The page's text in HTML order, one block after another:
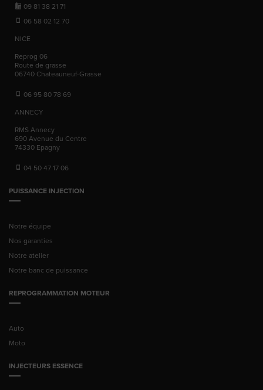
09 81 38 21 71
06 58 02 12 70
NICE
Reprog 06
Route de grasse
06740 Chateauneuf-Grasse
06 95 80 78 69
ANNECY
RMS Annecy
690 Avenue du Centre
74330 Epagny
04 50 47 17 06
PUISSANCE INJECTION
Notre équipe
Nos garanties
Notre atelier
Notre banc de puissance
REPROGRAMMATION MOTEUR
Auto
Moto
INJECTEURS ESSENCE